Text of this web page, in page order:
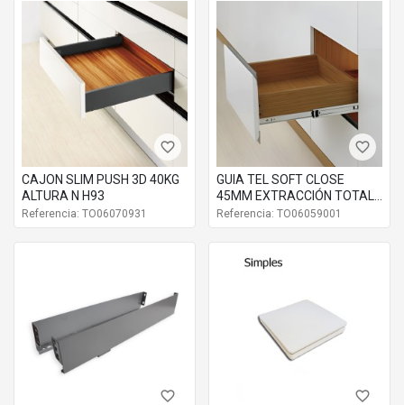
favorite_border
CAJON SLIM PUSH 3D 40KG
ALTURA N H93
Referencia: TO06070931
favorite_border
GUIA TEL SOFT CLOSE
45MM EXTRACCIÓN TOTAL
45KG
Referencia: TO06059001
favorite_border favorite_border